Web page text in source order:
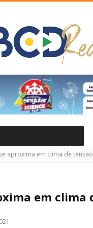
aproxima em clima de tensão
em clima